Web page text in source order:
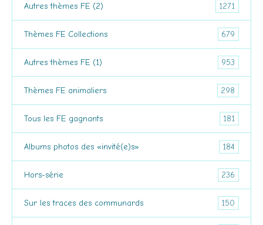
Autres thèmes FE (2) 1271
Thèmes FE Collections 679
Autres thèmes FE (1) 953
Thèmes FE animaliers 298
Tous les FE gagnants 181
Albums photos des «invité(e)s» 184
Hors-série 236
Sur les traces des communards 150